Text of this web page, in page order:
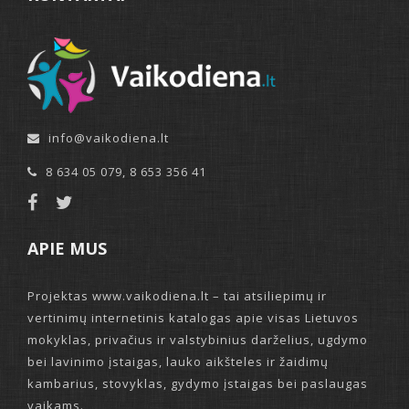
info@vaikodiena.lt
8 634 05 079, 8 653 356 41
APIE MUS
Projektas www.vaikodiena.lt – tai atsiliepimų ir
vertinimų internetinis katalogas apie visas Lietuvos
mokyklas, privačius ir valstybinius darželius, ugdymo
bei lavinimo įstaigas, lauko aikšteles ir žaidimų
kambarius, stovyklas, gydymo įstaigas bei paslaugas
vaikams.